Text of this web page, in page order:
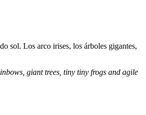
sol. Los arco irises, los árboles gigantes,
giant trees, tiny tiny frogs and agile